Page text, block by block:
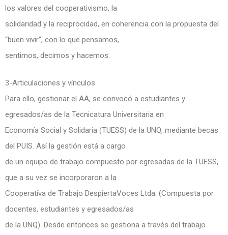
los valores del cooperativismo, la
solidaridad y la reciprocidad, en coherencia con la propuesta del
“buen vivir”, con lo que pensamos,
sentimos, decimos y hacemos.
3-Articulaciones y vínculos
Para ello, gestionar el AA, se convocó a estudiantes y
egresados/as de la Tecnicatura Universitaria en
Economía Social y Solidaria (TUESS) de la UNQ, mediante becas
del PUIS. Así la gestión está a cargo
de un equipo de trabajo compuesto por egresadas de la TUESS,
que a su vez se incorporaron a la
Cooperativa de Trabajo DespiertaVoces Ltda. (Compuesta por
docentes, estudiantes y egresados/as
de la UNQ). Desde entonces se gestiona a través del trabajo